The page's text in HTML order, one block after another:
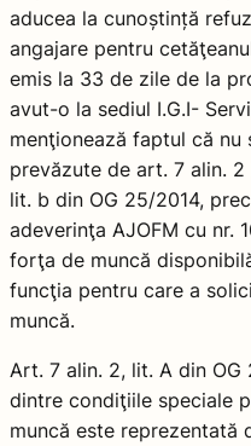
aducea la cunoștință
angajare pentru
emis la 33 de zile de la
avut-o la sediul I.G.I-
menţionează faptul că
prevăzute de art. 7 alin.
lit. b din OG 25/2014,
adeverinţa AJOFM cu nr.
forţa de muncă
funcţia pentru care a
muncă.
Art. 7 alin. 2, lit. A din
dintre condiţiile speciale
muncă este reprezentată